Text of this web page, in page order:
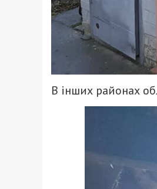
В інших районах